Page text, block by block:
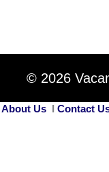
© 2026
About Us I Contact